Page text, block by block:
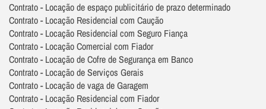
Contrato - Locação de espaço publicitário de prazo determinado
Contrato - Locação Residencial com Caução
Contrato - Locação Residencial com Seguro Fiança
Contrato - Locação Comercial com Fiador
Contrato - Locação de Cofre de Segurança em Banco
Contrato - Locação de Serviços Gerais
Contrato - Locação de vaga de Garagem
Contrato - Locação Residencial com Fiador